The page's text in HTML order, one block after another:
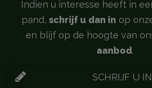
Indien u interesse heeft in
pand, schrijf u dan in op
en blijf op de hoogte van
aanbod.
SCHRIJF U IN